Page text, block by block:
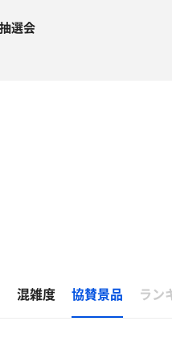
選会
混雑度 協賛景品 ラン